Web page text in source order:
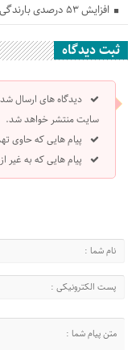
افزایش ۵۳ درصدی بارندگی‌ها در گلستان
ثبت دیدگاه
دیدگاه های ارسال
سایت منتشر خواهد شد.
پیام هایی که حاوی
پیام هایی که به غیر